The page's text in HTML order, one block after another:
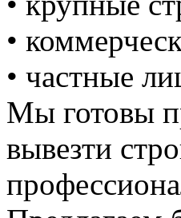
•
• частные
Мы готовы
вывезти